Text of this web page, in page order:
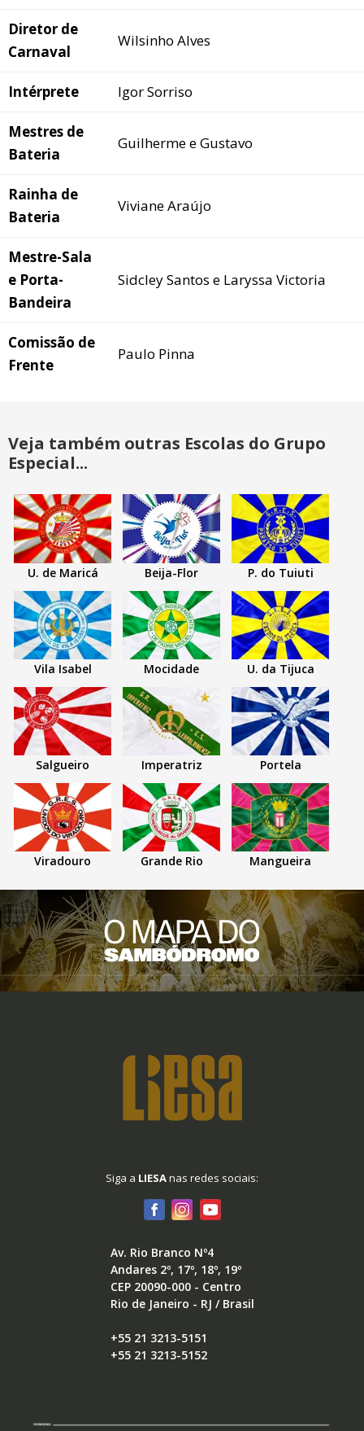
Diretor de
Carnaval
Wilsinho Alves
Intérprete Igor Sorriso
Mestres de
Bateria
Guilherme e Gustavo
Rainha de
Bateria
Viviane Araújo
Mestre-Sala
e Porta-
Bandeira
Sidcley Santos e Laryssa Victoria
Comissão de
Frente
Paulo Pinna
Veja também outras Escolas do Grupo
Especial...
U. de Maricá Beija-Flor P. do Tuiuti
Vila Isabel Mocidade U. da Tijuca
Salgueiro Imperatriz Portela
Viradouro Grande Rio Mangueira
Siga a LIESAnas redes sociais:
Av. Rio Branco Nº4
Andares 2º, 17º, 18º, 19º
CEP 20090-000 - Centro
Rio de Janeiro - RJ / Brasil
+55 21 3213-5151
+55 21 3213-5152